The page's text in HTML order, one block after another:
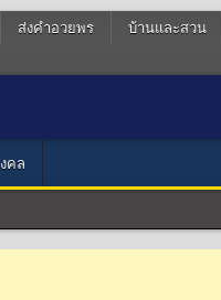
ส่งคำอวยพร
บ้านและสวน
คล